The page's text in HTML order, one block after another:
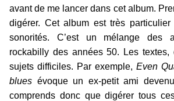
avant de me lancer dans cet album.
digérer. Cet album est très
sonorités. C’est un mélange des
rockabilly des années 50. Les textes,
sujets difficiles. Par exemple, Even
blues évoque un ex-petit ami
comprends donc que digérer tous